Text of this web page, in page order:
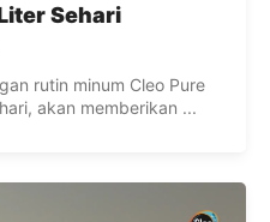
Sehari
rutin minum Cleo Pure
akan memberikan ...